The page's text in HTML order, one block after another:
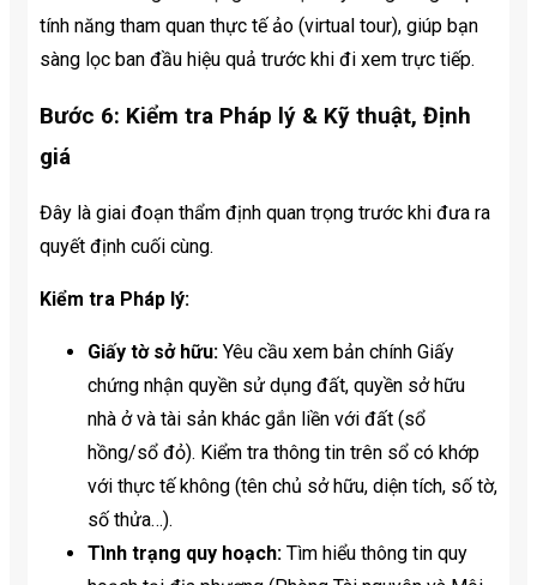
tính năng tham quan thực tế ảo (virtual tour), giúp bạn
sàng lọc ban đầu hiệu quả trước khi đi xem trực tiếp.
Bước 6: Kiểm tra Pháp lý & Kỹ thuật, Định
giá
Đây là giai đoạn thẩm định quan trọng trước khi đưa ra
quyết định cuối cùng.
Kiểm tra Pháp lý:
Giấy tờ sở hữu: Yêu cầu xem bản chính Giấy
chứng nhận quyền sử dụng đất, quyền sở hữu
nhà ở và tài sản khác gắn liền với đất (sổ
hồng/sổ đỏ). Kiểm tra thông tin trên sổ có khớp
với thực tế không (tên chủ sở hữu, diện tích, số tờ,
số thửa…).
Tình trạng quy hoạch: Tìm hiểu thông tin quy